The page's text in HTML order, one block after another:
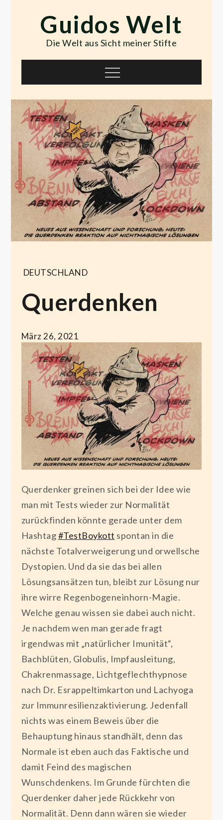
contentGuidos Welt
Die Welt aus Sicht meiner Stifte
Menu
DEUTSCHLAND
Querdenken
März 26, 2021
Querdenker greinen sich bei der Idee wie
man mit Tests wieder zur Normalität
zurückfinden könnte gerade unter dem
Hashtag#TestBoykott spontan in die
nächste Totalverweigerung und orwellsche
Dystopien. Und da sie das bei allen
Lösungsansätzen tun, bleibt zur Lösung nur
ihre wirre Regenbogeneinhorn-Magie.
Welche genau wissen sie dabei auch nicht.
Je nachdem wen man gerade fragt
irgendwas mit „natürlicher Imunität“,
Bachblüten, Globulis, Impfausleitung,
Chakrenmassage, Lichtgeflechthypnose
nach Dr. Esrappeltimkarton und Lachyoga
zur Immunresilienzaktivierung. Jedenfall
nichts was einem Beweis über die
Behauptung hinaus standhält, denn das
Normale ist eben auch das Faktische und
damit Feind des magischen
Wunschdenkens. Im Grunde fürchten die
Querdenker daher jede Rückkehr von
Normalität. Denn dann wären sie wieder